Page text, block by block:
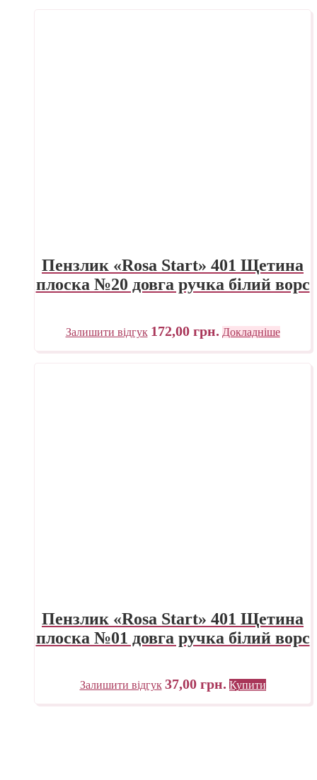
Пензлик «Rosa Start» 401 Щетина
плоска №20 довга ручка білий ворс
Залишити відгук 172,00 грн. Докладніше
Пензлик «Rosa Start» 401 Щетина
плоска №01 довга ручка білий ворс
Залишити відгук 37,00 грн. Купити